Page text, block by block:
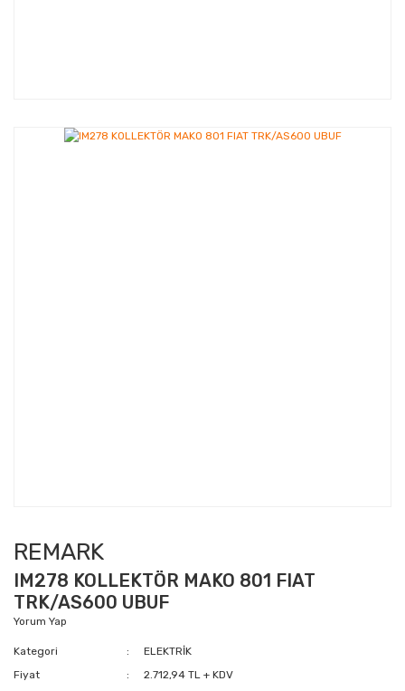
REMARK
IM278 KOLLEKTÖR MAKO 801 FIAT
TRK/AS600 UBUF
Yorum Yap
Kategori
ELEKTRİK
Fiyat
2.712,94 TL + KDV